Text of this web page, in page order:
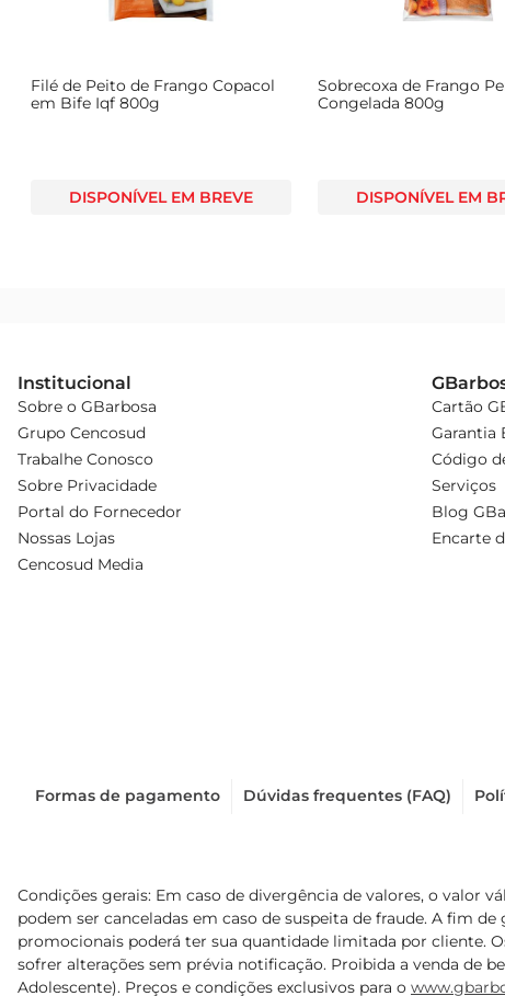
Filé de Peito de Frango Copacol
em Bife Iqf 800g
DISPONÍVEL EM BREVE
Sobrecoxa de Frango
Congelada 800g
DISPONÍVEL EM
Institucional
Sobre o GBarbosa
Grupo Cencosud
Trabalhe Conosco
Sobre Privacidade
Portal do Fornecedor
Nossas Lojas
Cencosud Media
Cartão
Garantia
Código
Serviços
Blog
Encarte
Formas de pagamento Dúvidas frequentes (FAQ)
Condições gerais: Em caso de divergência de valores, o valor
podem ser canceladas em caso de suspeita de fraude. A fim
promocionais poderá ter sua quantidade limitada por cliente.
sofrer alterações sem prévia notificação. Proibida a venda de
Adolescente). Preços e condições exclusivos para o